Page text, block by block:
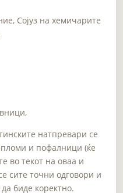
Сојуз на хемичарите
натпревари се
и пофалници (ќе
во текот на оваа и
сите точни одговори и
биде коректно.